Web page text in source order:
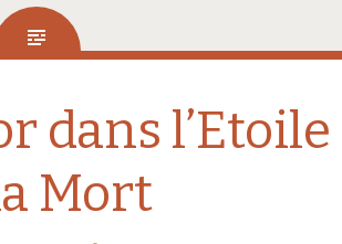
dans l’Etoile
Mort